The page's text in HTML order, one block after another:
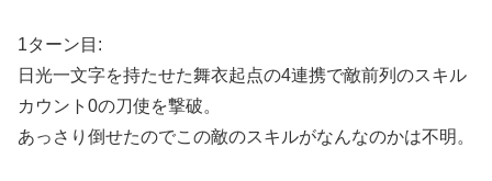
1ターン目:
日光一文字を持たせた舞衣起点の4連携で敵前列のスキル
カウント0の刀使を撃破。
あっさり倒せたのでこの敵のスキルがなんなのかは不明。